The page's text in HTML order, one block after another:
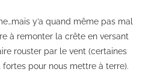
y’a quand même pas mal
à remonter la crête en versant
rouster par le vent (certaines
pour nous mettre à terre).